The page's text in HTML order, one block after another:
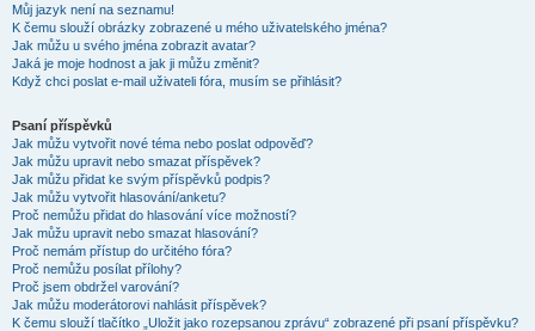
Můj jazyk není na seznamu!
K čemu slouží obrázky zobrazené u mého uživatelského jména?
Jak můžu u svého jména zobrazit avatar?
Jaká je moje hodnost a jak ji můžu změnit?
Když chci poslat e-mail uživateli fóra, musím se přihlásit?
Psaní příspěvků
Jak můžu vytvořit nové téma nebo poslat odpověď?
Jak můžu upravit nebo smazat příspěvek?
Jak můžu přidat ke svým příspěvků podpis?
Jak můžu vytvořit hlasování/anketu?
Proč nemůžu přidat do hlasování více možností?
Jak můžu upravit nebo smazat hlasování?
Proč nemám přístup do určitého fóra?
Proč nemůžu posílat přílohy?
Proč jsem obdržel varování?
Jak můžu moderátorovi nahlásit příspěvek?
K čemu slouží tlačítko „Uložit jako rozepsanou zprávu“ zobrazené při psaní příspěvku?